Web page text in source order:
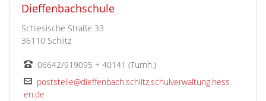
Dieffenbachschule
Schlesische Straße 33
36110 Schlitz
06642/919095 + 40141 (Turnh.)
poststelle@dieffenbach.schlitz.schulverwaltung.hess
en.de